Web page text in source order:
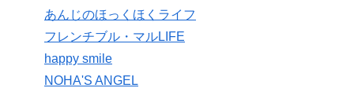
あんじのほっくほくライフ
フレンチブル・マルLIFE
happy smile
NOHA'S ANGEL